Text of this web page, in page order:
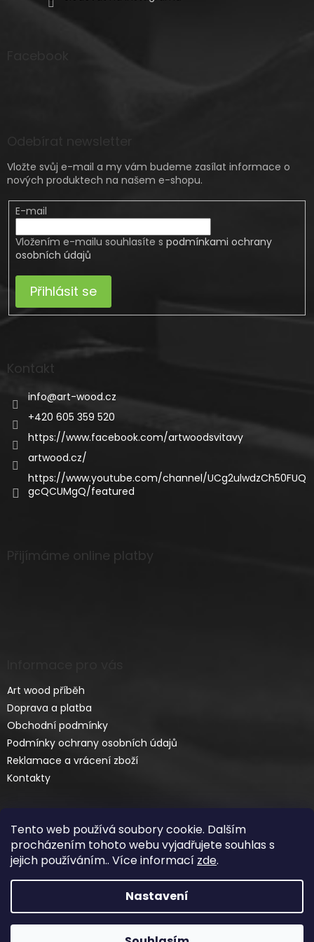
Tento web používá soubory cookie. Dalším
procházením tohoto webu vyjadřujete souhlas s
jejich používáním.. Více informací zde.
Nastavení
Vložte svůj e-mail a my vám budeme zasílat informace o
nových produktech na našem e-shopu.
E-mail
Vložením e-mailu souhlasíte s podmínkami ochrany
osobních údajů
Přihlásit se
Kontakt
info@art-wood.cz
+420 605 359 520
https://www.facebook.com/artwoodsvitavy
artwood.cz/
https://www.youtube.com/channel/UCg2ulwdzCh50FUQ
gcQCUMgQ/featured
Přijímáme online platby
Art wood příběh
Doprava a platba
Obchodní podmínky
Podmínky ochrany osobních údajů
Reklamace a vrácení zboží
Kontakty
Vytvořil Shoptet
Copyright 2026ART-WOOD.CZ. Všechna práva